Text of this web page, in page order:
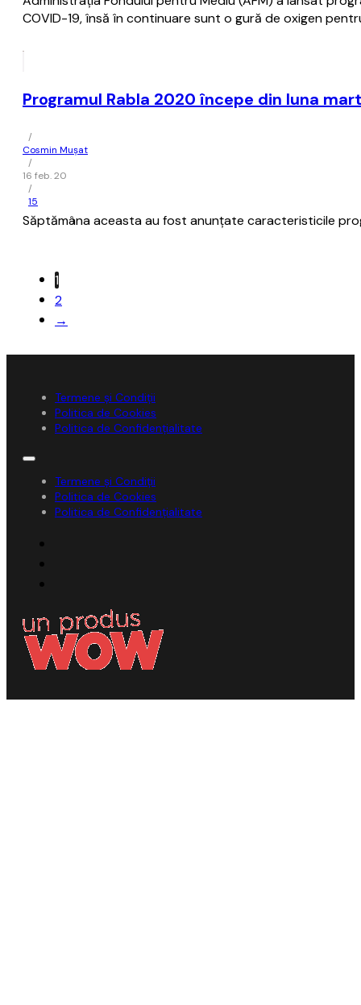
COVID-19, însă în continuare sunt o gură de oxigen
Programul Rabla 2020 începe din luna
/
Cosmin Mușat
/
16 feb. 20
/
15
Săptămâna aceasta au fost anunţate caracteristicile
1
2
→
Termene și Condiții
Politica de Cookies
Politica de Confidențialitate
Termene și Condiții
Politica de Cookies
Politica de Confidențialitate